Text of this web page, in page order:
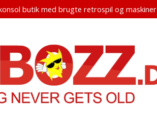
butik med brugte retrospil og maskiner